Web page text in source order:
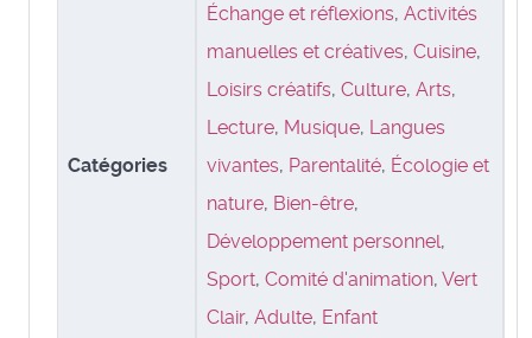
Catégories
Échange et réflexions, Activités
manuelles et créatives, Cuisine,
Loisirs créatifs, Culture, Arts,
Lecture, Musique, Langues
vivantes, Parentalité, Écologie et
nature, Bien-être,
Développement personnel,
Sport, Comité d'animation, Vert
Clair, Adulte, Enfant